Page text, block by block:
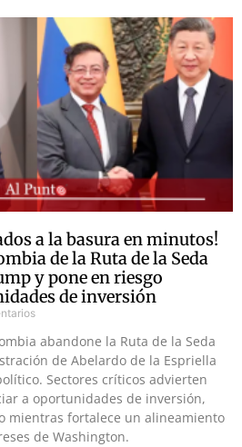
a la basura en minutos!
de la Ruta de la Seda
y pone en riesgo
de inversión
abandone la Ruta de la Seda
de Abelardo de la Espriella
Sectores críticos advierten
a oportunidades de inversión,
mientras fortalece un alineamiento
de Washington.